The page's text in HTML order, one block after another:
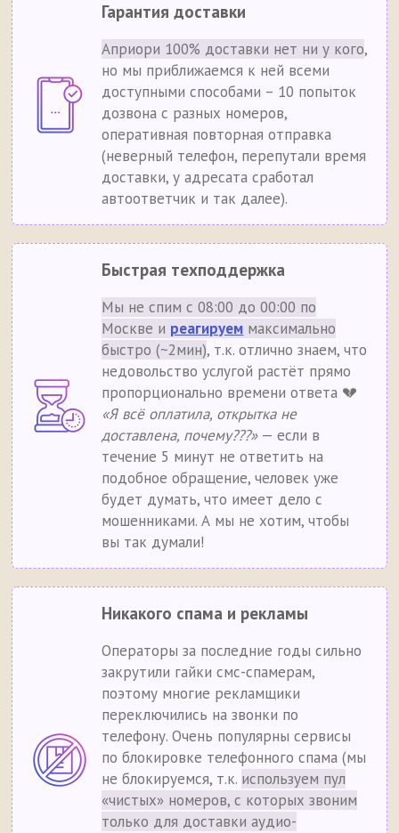
Гарантия доставки
Априори 100% доставки нет ни у кого,
но мы приближаемся к ней всеми
доступными способами – 10 попыток
дозвона с разных номеров,
оперативная повторная отправка
(неверный телефон, перепутали время
доставки, у адресата сработал
автоответчик и так далее).
Быстрая техподдержка
Мы не спим с 08:00 до 00:00 по
Москве и реагируем максимально
быстро (~2мин), т.к. отлично знаем, что
недовольство услугой растёт прямо
пропорционально времени ответа 💔
«Я всё оплатила, открытка не
доставлена, почему???»— если в
течение 5 минут не ответить на
подобное обращение, человек уже
будет думать, что имеет дело с
мошенниками. А мы не хотим, чтобы
вы так думали!
Никакого спама и рекламы
Операторы за последние годы сильно
закрутили гайки смс-спамерам,
поэтому многие рекламщики
переключились на звонки по
телефону. Очень популярны сервисы
по блокировке телефонного спама (мы
не блокируемся, т.к. используем пул
«чистых» номеров, с которых звоним
только для доставки аудио-